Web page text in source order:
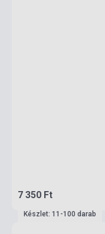
7 350 Ft
Készlet: 11-100 darab